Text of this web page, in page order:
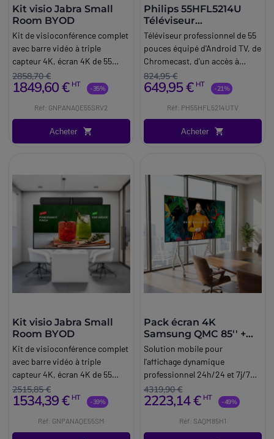
Kit visio Jabra Small
Room BYOD
Kit de visioconférence complet
avec barre vidéo à triple
capteur 4K, écran 4K de 55
pouces, support à roulettes et
accessoires, dédié aux petites
2858,70 €
1849,60 € HT -35%
Réf: GNPANAQE55SRV2
Acheter
Philips 55HFL5214U
Téléviseur
professionnel 4K
Android
Téléviseur professionnel de 55
pouces équipé d'Android TV, de
Chromecast, d'un accès à
Netflix et de fonctions de
gestion centralisée pour les
824,95 €
649,95 € HT -21%
Réf: PH55HFL5214UTV
Acheter
Kit visio Jabra Small
Room BYOD
Kit de visioconférence complet
avec barre vidéo à triple
capteur 4K, écran 4K de 55
pouces et accessoires, dédié
aux petites salles (4-6
2515,85 €
1534,39 € HT -39%
Réf: GNPANAQE55SM
Pack écran 4K
Samsung QMC 85'' +
support mobile
Neomounts
Solution mobile pour
l'affichage dynamique
professionnel 24h/24 et 7j/7
avec écran 4K Samsung de 85
pouces et support au sol à
4319,90 €
2223,14 € HT -49%
Réf: SAQM85H1